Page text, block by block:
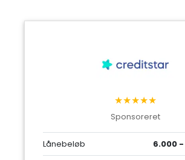
★★★★★
Sponsoreret
Lånebeløb
6.000 -